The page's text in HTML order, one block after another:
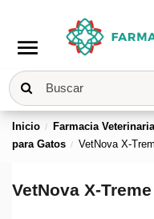
menu
Inicio Farmacia Veterinaria
para Gatos
VetNova X-
VetNova X-